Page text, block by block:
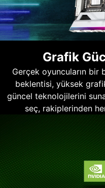
Grafik
Gerçek oyuncuların bir
beklentisi, yüksek
güncel teknolojilerini
seç, rakiplerinden